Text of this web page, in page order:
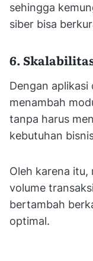
sehingga
siber bisa
6.
Dengan
menambah
tanpa harus
kebutuhan
Oleh karena itu,
volume
bertambah
optimal.